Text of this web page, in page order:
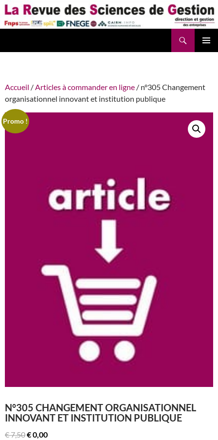
Aller
au
contenu
Accueil /Articles à commander en ligne / n°305 Changement
organisationnel innovant et institution publique
Promo !
N°305 CHANGEMENT ORGANISATIONNEL
INNOVANT ET INSTITUTION PUBLIQUE
€7,50Le
€0,00Le